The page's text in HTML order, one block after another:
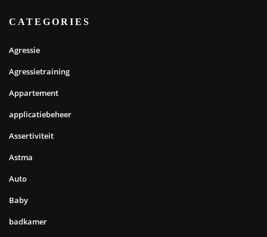
CATEGORIES
Agressie
Agressietraining
Appartement
applicatiebeheer
Assertiviteit
Astma
Auto
Baby
badkamer